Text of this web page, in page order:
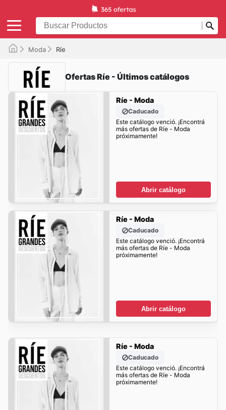
Moda Ríe
Ofertas Ríe - Últimos catálogos
Ríe - Moda
Caducado
Este catálogo venció. ¡Encontrá
más ofertas de Ríe - Moda
próximamente!
Abrir catálogo
Ríe - Moda
Caducado
Este catálogo venció. ¡Encontrá
más ofertas de Ríe - Moda
próximamente!
Abrir catálogo
Ríe - Moda
Caducado
Este catálogo venció. ¡Encontrá
más ofertas de Ríe - Moda
próximamente!